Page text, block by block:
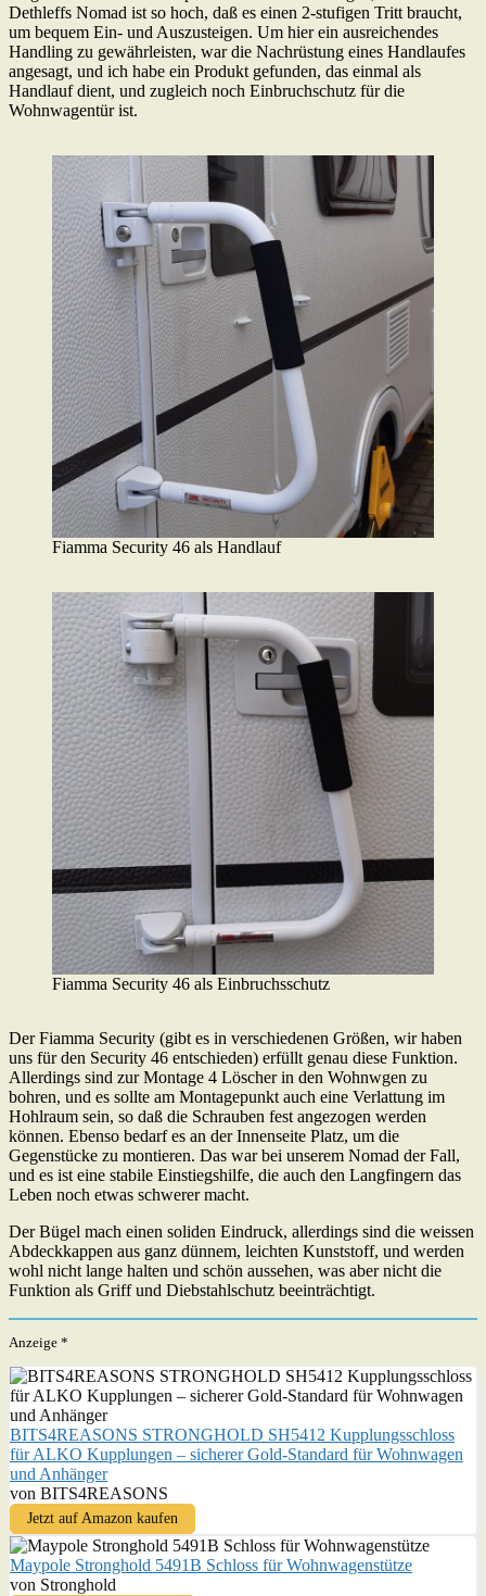
Dethleffs Nomad ist so hoch, daß es einen 2-stufigen Tritt braucht,
um bequem Ein- und Auszusteigen. Um hier ein ausreichendes
Handling zu gewährleisten, war die Nachrüstung eines Handlaufes
angesagt, und ich habe ein Produkt gefunden, das einmal als
Handlauf dient, und zugleich noch Einbruchschutz für die
Wohnwagentür ist.
Fiamma Security 46 als Handlauf
Fiamma Security 46 als Einbruchsschutz
Der Fiamma Security (gibt es in verschiedenen Größen, wir haben
uns für den Security 46 entschieden) erfüllt genau diese Funktion.
Allerdings sind zur Montage 4 Löscher in den Wohnwgen zu
bohren, und es sollte am Montagepunkt auch eine Verlattung im
Hohlraum sein, so daß die Schrauben fest angezogen werden
können. Ebenso bedarf es an der Innenseite Platz, um die
Gegenstücke zu montieren. Das war bei unserem Nomad der Fall,
und es ist eine stabile Einstiegshilfe, die auch den Langfingern das
Leben noch etwas schwerer macht.
Der Bügel mach einen soliden Eindruck, allerdings sind die weissen
Abdeckkappen aus ganz dünnem, leichten Kunststoff, und werden
wohl nicht lange halten und schön aussehen, was aber nicht die
Funktion als Griff und Diebstahlschutz beeinträchtigt.
Anzeige *
BITS4REASONS STRONGHOLD SH5412 Kupplungsschloss
für ALKO Kupplungen – sicherer Gold-Standard für Wohnwagen
und Anhänger
von BITS4REASONS
Jetzt auf Amazon kaufen
Maypole Stronghold 5491B Schloss für Wohnwagenstütze
von Stronghold